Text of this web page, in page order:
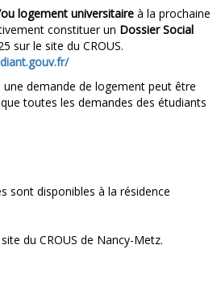
logement universitaire à la prochaine
constituer un Dossier Social
sur le site du CROUS.
demande de logement peut être
toutes les demandes des étudiants
sont disponibles à la résidence
du CROUS de Nancy-Metz.